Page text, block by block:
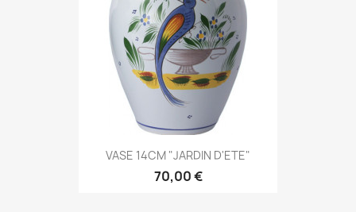
VASE 14CM "JARDIN D'ETE"
70,00 €